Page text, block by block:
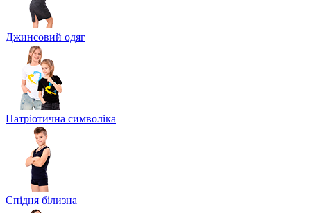
Джинсовий одяг
Патріотична символіка
Спідня білизна